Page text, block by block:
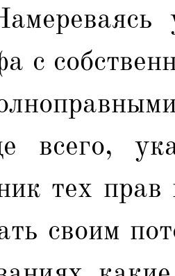
с
всего,
тех
своим